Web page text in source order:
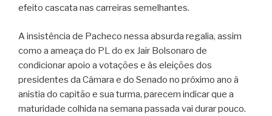
efeito cascata nas carreiras semelhantes.
A insistência de Pacheco nessa absurda regalia, assim
como a ameaça do PL do ex Jair Bolsonaro de
condicionar apoio a votações e às eleições dos
presidentes da Câmara e do Senado no próximo ano à
anistia do capitão e sua turma, parecem indicar que a
maturidade colhida na semana passada vai durar pouco.